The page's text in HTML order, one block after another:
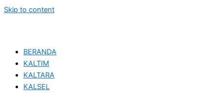
Skip to content
BERANDA
KALTIM
KALTARA
KALSEL